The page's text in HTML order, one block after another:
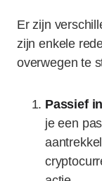
Er zijn
zijn enkele
overwegen te
Passief
je een